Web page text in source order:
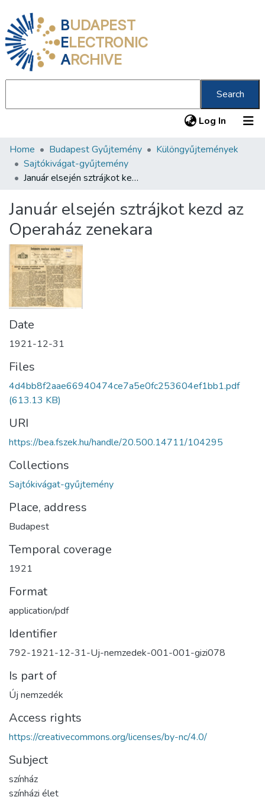
BUDAPEST
ELECTRONIC
ARCHIVE
Search
Log In (current)
Communities & Collections
All of DSpace
About us
Home Budapest Gyűjtemény
Különgyűjtemények
Sajtókivágat-gyűjtemény
Január elsején sztrájkot kezd az Operaház zenekara
Január elsején sztrájkot kezd az
Operaház zenekara
Date
1921-12-31
Files
4d4bb8f2aae66940474ce7a5e0fc253604ef1bb1.pdf
(613.13 KB)
URI
https://bea.fszek.hu/handle/20.500.14711/104295
Collections
Sajtókivágat-gyűjtemény
Place, address
Budapest
Temporal coverage
1921
Format
application/pdf
Identifier
792-1921-12-31-Uj-nemzedek-001-001-gizi078
Is part of
Új nemzedék
Access rights
https://creativecommons.org/licenses/by-nc/4.0/
Subject
színház
színházi élet